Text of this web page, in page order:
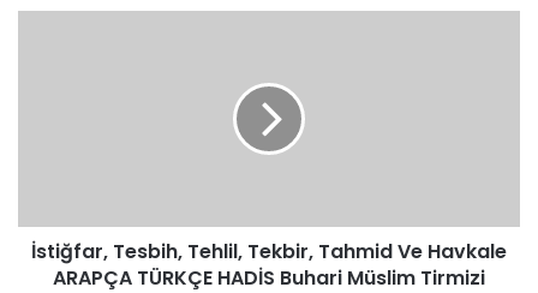
TÜRKÇE
HADİS
Buhari
İstiğfar, Tesbih, Tehlil, Tekbir, Tahmid Ve Havkale
ARAPÇA TÜRKÇE HADİS Buhari Müslim Tirmizi